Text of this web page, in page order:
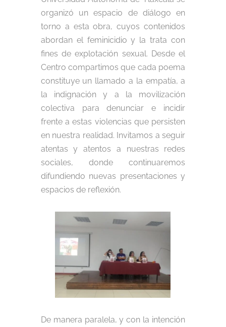
organizó un espacio de diálogo en
torno a esta obra, cuyos contenidos
abordan el feminicidio y la trata con
fines de explotación sexual. Desde el
Centro compartimos que cada poema
constituye un llamado a la empatía, a
la indignación y a la movilización
colectiva para denunciar e incidir
frente a estas violencias que persisten
en nuestra realidad. Invitamos a seguir
atentas y atentos a nuestras redes
sociales, donde continuaremos
difundiendo nuevas presentaciones y
espacios de reflexión.
De manera paralela, y con la intención